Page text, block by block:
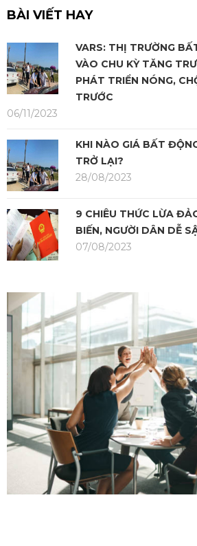
BÀI VIẾT HAY
VARS: THỊ TRƯỜNG
VÀO CHU KỲ TĂNG
PHÁT TRIỂN NÓNG,
TRƯỚC
06/11/2023
KHI NÀO GIÁ BẤT
TRỞ LẠI?
28/08/2023
9 CHIÊU THỨC LỪA
BIẾN, NGƯỜI DÂN DỄ
07/08/2023